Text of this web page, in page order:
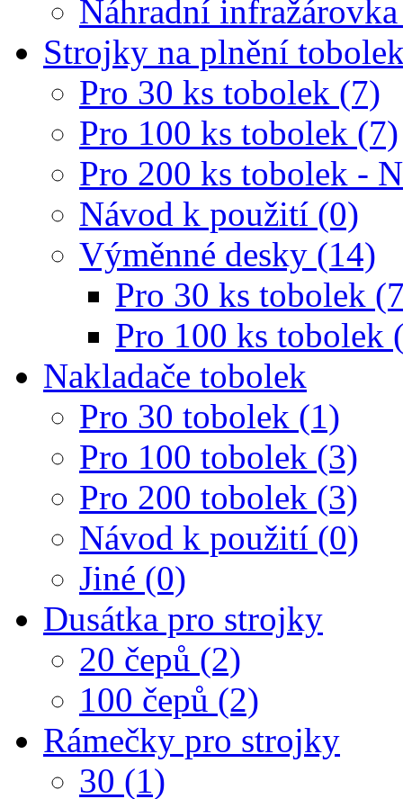
Náhradní
Strojky na plnění
Pro 30 ks tobolek (7)
Pro 100 ks tobolek (7)
Pro 200 ks tobolek -
Návod k použití (0)
Výměnné desky (14)
Pro 30 ks tobolek
Pro 100 ks tobolek
Nakladače tobolek
Pro 30 tobolek (1)
Pro 100 tobolek (3)
Pro 200 tobolek (3)
Návod k použití (0)
Jiné (0)
Dusátka pro strojky
20 čepů (2)
100 čepů (2)
Rámečky pro strojky
30 (1)